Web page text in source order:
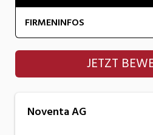
FIRMENINFOS
Noventa AG
JETZT
Noventa AG